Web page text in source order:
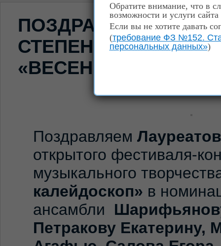
Обратите внимание, что в
возможности и услуги
Если вы не хотите давать
(требование ФЗ №152.
персональных данных»)
ПОЗДРАВЛЯЕМ
СТЕПЕНИ VI
«ВЕСЕННИЙ
Поздравляем
открытого фестиваля-
музыкального
калейдоскоп» в
ансамбли
Петракову Екатерину,